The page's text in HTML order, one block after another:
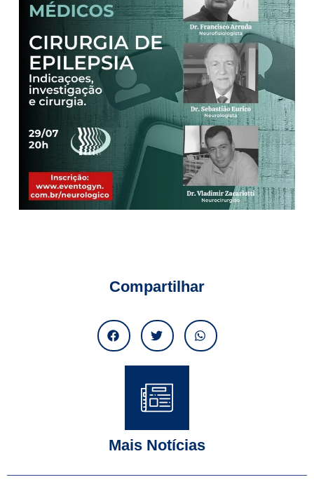
Compartilhar
Mais Notícias